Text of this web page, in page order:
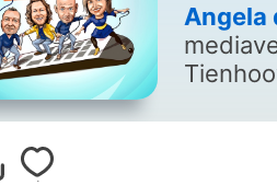
Angela